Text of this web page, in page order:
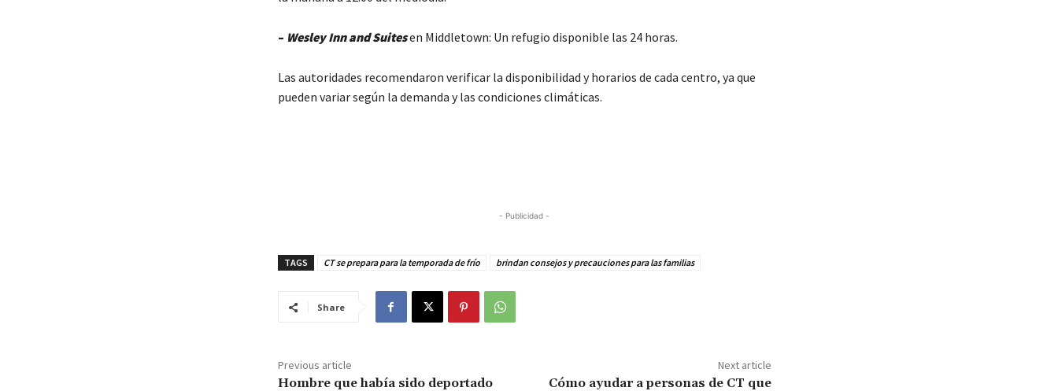
– Wesley Inn and Suitesen Middletown: Un refugio disponible las 24 horas.
Las autoridades recomendaron verificar la disponibilidad y horarios de cada centro, ya que
pueden variar según la demanda y las condiciones climáticas.
- Publicidad -
TAGS CT se prepara para la temporada de frío brindan consejos y precauciones para las familias
Share
Previous article
Hombre que había sido deportado
Next article
Cómo ayudar a personas de CT que